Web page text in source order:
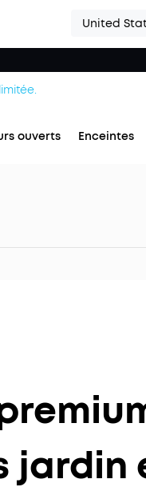
United
ouverts Enceintes
jardin